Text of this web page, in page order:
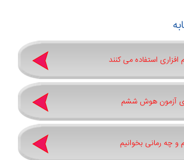
استفاده می کنند
آزمون هوش ششم
و چه رمانی بخوانیم